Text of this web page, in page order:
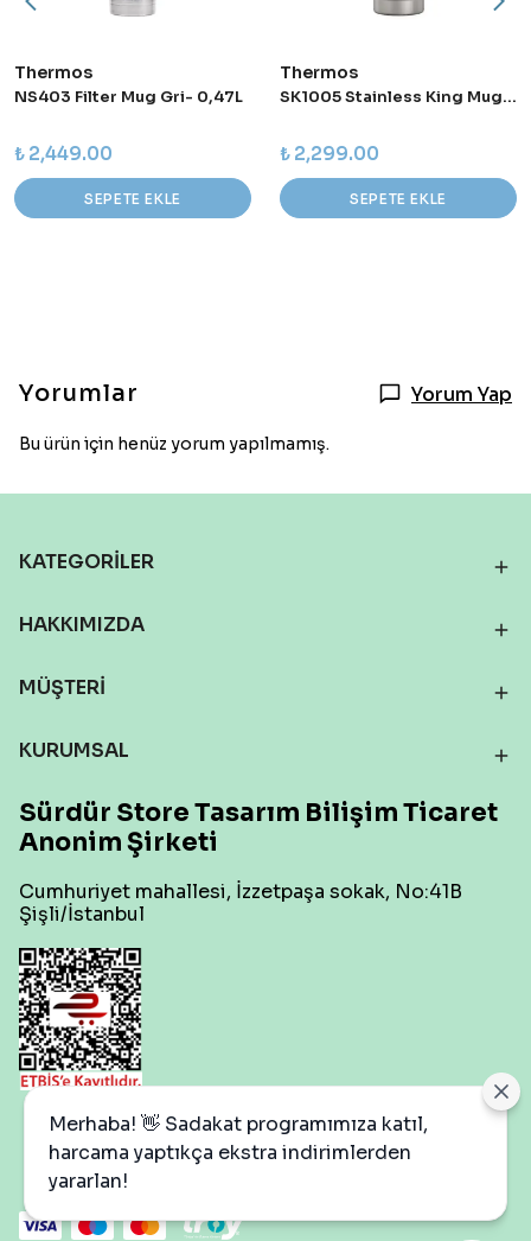
Thermos
NS403 Filter Mug Gri- 0,47L
₺ 2,449.00
SEPETE EKLE
Thermos
SK1005 Stainless King Mug Gri - 0,47L
₺ 2,299.00
SEPETE EKLE
Yorumlar Yorum Yap
Bu ürün için henüz yorum yapılmamış.
KATEGORİLER
HAKKIMIZDA
MÜŞTERİ
KURUMSAL
Sürdür Store Tasarım Bilişim Ticaret
Anonim Şirketi
Cumhuriyet mahallesi, İzzetpaşa sokak, No:41B
Şişli/İstanbul
Merhaba! 👋 Sadakat programımıza katıl,
harcama yaptıkça ekstra indirimlerden
yararlan!